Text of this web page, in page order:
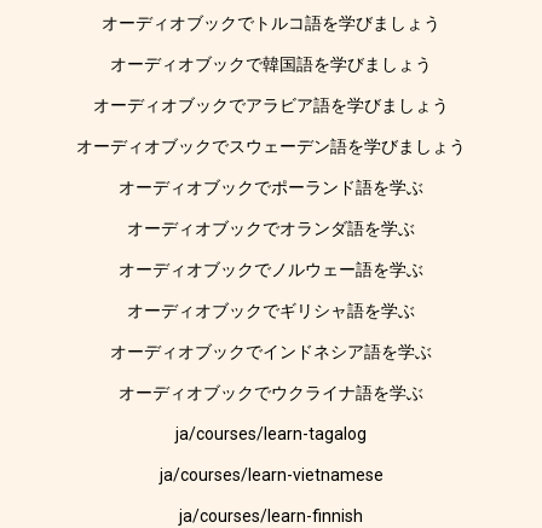
オーディオブックでトルコ語を学びましょう
オーディオブックで韓国語を学びましょう
オーディオブックでアラビア語を学びましょう
オーディオブックでスウェーデン語を学びましょう
オーディオブックでポーランド語を学ぶ
オーディオブックでオランダ語を学ぶ
オーディオブックでノルウェー語を学ぶ
オーディオブックでギリシャ語を学ぶ
オーディオブックでインドネシア語を学ぶ
オーディオブックでウクライナ語を学ぶ
ja/courses/learn-tagalog
ja/courses/learn-vietnamese
ja/courses/learn-finnish